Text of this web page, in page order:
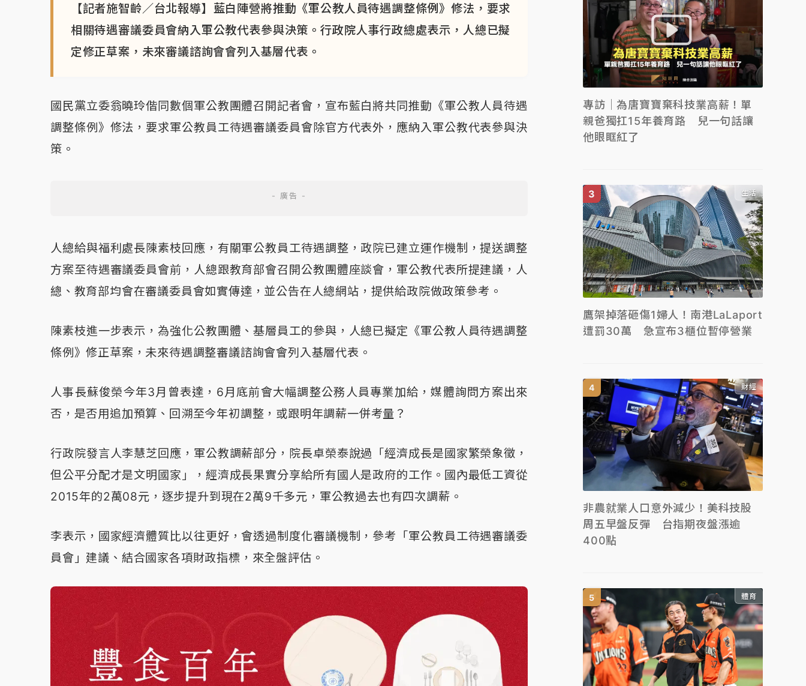
【記者施智齡／台北報導】藍白陣營將推動《軍公教人員待遇調整條例》修法，要求
相關待遇審議委員會納入軍公教代表參與決策。行政院人事行政總處表示，人總已擬
定修正草案，未來審議諮詢會會列入基層代表。
國民黨立委翁曉玲偕同數個軍公教團體召開記者會，宣布藍白將共同推動《軍公教人員待遇
調整條例》修法，要求軍公教員工待遇審議委員會除官方代表外，應納入軍公教代表參與決
策。
人總給與福利處長陳素枝回應，有關軍公教員工待遇調整，政院已建立運作機制，提送調整
方案至待遇審議委員會前，人總跟教育部會召開公教團體座談會，軍公教代表所提建議，人
總、教育部均會在審議委員會如實傳達，並公告在人總網站，提供給政院做政策參考。
陳素枝進一步表示，為強化公教團體、基層員工的參與，人總已擬定《軍公教人員待遇調整
條例》修正草案，未來待遇調整審議諮詢會會列入基層代表。
人事長蘇俊榮今年3月曾表達，6月底前會大幅調整公務人員專業加給，媒體詢問方案出來
否，是否用追加預算、回溯至今年初調整，或跟明年調薪一併考量？
行政院發言人李慧芝回應，軍公教調薪部分，院長卓榮泰說過「經濟成長是國家繁榮象徵，
但公平分配才是文明國家」，經濟成長果實分享給所有國人是政府的工作。國內最低工資從
2015年的2萬08元，逐步提升到現在2萬9千多元，軍公教過去也有四次調薪。
李表示，國家經濟體質比以往更好，會透過制度化審議機制，參考「軍公教員工待遇審議委
員會」建議、結合國家各項財政指標，來全盤評估。
專訪｜為唐寶寶棄科技業高薪！單
親爸獨扛15年養育路 兒一句話讓
他眼眶紅了
生活
鷹架掉落砸傷1婦人！南港LaLaport
遭罰30萬 急宣布3櫃位暫停營業
財經
非農就業人口意外減少！美科技股
周五早盤反彈 台指期夜盤漲逾
400點
體育